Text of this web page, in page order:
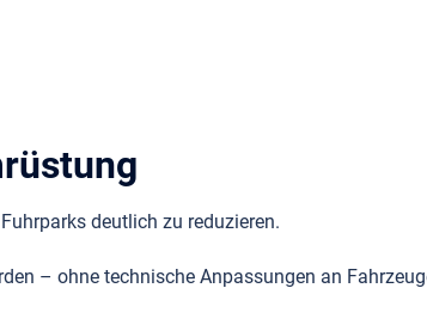
deutlich zu reduzieren.
– ohne technische Anpassungen an